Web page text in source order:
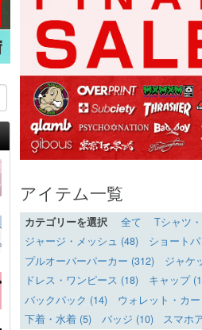
アイテム一覧
カテゴリーを選択 全て Tシャツ
ジャージ・メッシュ (48)
ショート
プルオーバーパーカー (312)
ジャケ
ドレス・ワンピース (18)
キャップ
バックパック (14)
ウォレット・カ
下着・水着 (5)
バッジ (10) スマホ